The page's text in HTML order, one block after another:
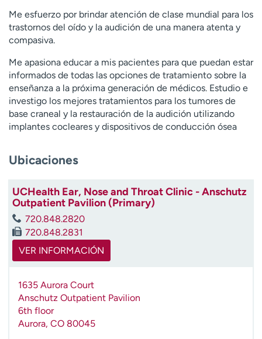
d
a
m
e
a
e
n
c
o
r
Me esfuerzo por brindar atención de clase mundial para los
trastornos del oído y la audición de una manera atenta y
compasiva.
Me apasiona educar a mis pacientes para que puedan estar
informados de todas las opciones de tratamiento sobre la
enseñanza a la próxima generación de médicos. Estudio e
investigo los mejores tratamientos para los tumores de
base craneal y la restauración de la audición utilizando
implantes cocleares y dispositivos de conducción ósea
Ubicaciones
UCHealth Ear, Nose and Throat Clinic - Anschutz
Outpatient Pavilion (Primary)
720.848.2820
720.848.2831
VER INFORMACIÓN
1635 Aurora Court
Anschutz Outpatient Pavilion
6th floor
Aurora, CO 80045